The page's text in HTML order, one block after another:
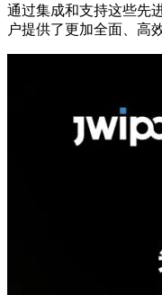
通过集成和支持这些先
户提供了更加全面、高